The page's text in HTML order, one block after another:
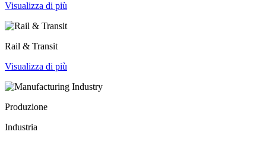
Visualizza di più
Rail & Transit
Visualizza di più
Produzione
Industria